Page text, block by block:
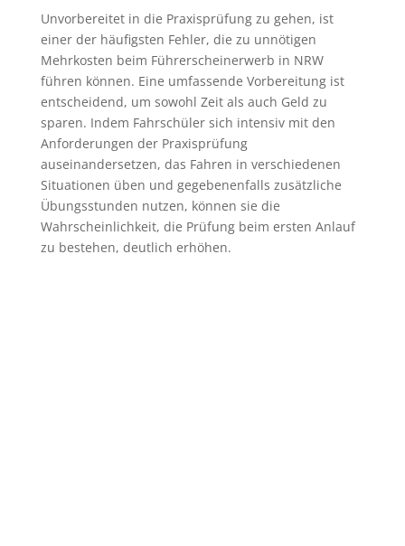
Unvorbereitet in die Praxisprüfung zu gehen, ist
einer der häufigsten Fehler, die zu unnötigen
Mehrkosten beim Führerscheinerwerb in NRW
führen können. Eine umfassende Vorbereitung ist
entscheidend, um sowohl Zeit als auch Geld zu
sparen. Indem Fahrschüler sich intensiv mit den
Anforderungen der Praxisprüfung
auseinandersetzen, das Fahren in verschiedenen
Situationen üben und gegebenenfalls zusätzliche
Übungsstunden nutzen, können sie die
Wahrscheinlichkeit, die Prüfung beim ersten Anlauf
zu bestehen, deutlich erhöhen.